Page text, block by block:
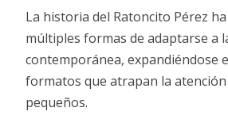
La historia del Ratoncito Pérez
múltiples formas de adaptarse a
contemporánea, expandiéndose
formatos que atrapan la atención
pequeños.